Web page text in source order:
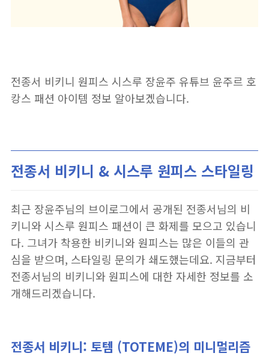
전종서 비키니 원피스 시스루 장윤주 유튜브 윤주르 호
캉스 패션 아이템 정보 알아보겠습니다.
전종서 비키니 & 시스루 원피스 스타일링
최근 장윤주님의 브이로그에서 공개된 전종서님의 비
키니와 시스루 원피스 패션이 큰 화제를 모으고 있습니
다. 그녀가 착용한 비키니와 원피스는 많은 이들의 관
심을 받으며, 스타일링 문의가 쇄도했는데요. 지금부터
전종서님의 비키니와 원피스에 대한 자세한 정보를 소
개해드리겠습니다.
전종서 비키니: 토템 (TOTEME)의 미니멀리즘